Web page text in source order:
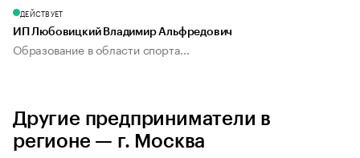
ДЕЙСТВУЕТ
ИП Любовицкий Владимир Альфредович
Образование в области спорта...
Другие предприниматели в
регионе — г. Москва